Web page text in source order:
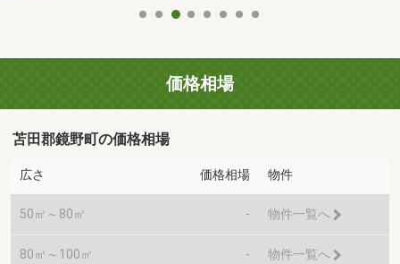
価格相場
苫田郡鏡野町の価格相場
広さ 価格相場 物件
50㎡～80㎡ - 物件一覧へ
80㎡～100㎡ - 物件一覧へ